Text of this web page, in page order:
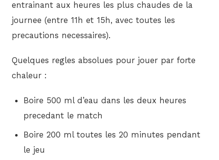
entrainant aux heures les plus chaudes de la
journee (entre 11h et 15h, avec toutes les
precautions necessaires).
Quelques regles absolues pour jouer par forte
chaleur :
Boire 500 ml d’eau dans les deux heures
precedant le match
Boire 200 ml toutes les 20 minutes pendant
le jeu